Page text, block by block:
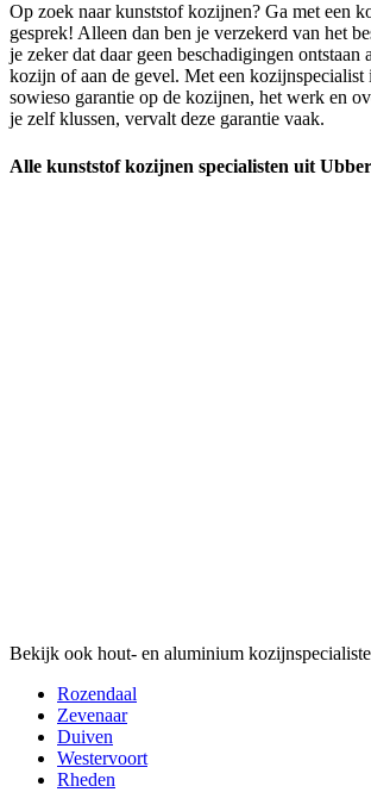
Op zoek naar kunststof kozijnen? Ga met een
gesprek! Alleen dan ben je verzekerd van het
je zeker dat daar geen beschadigingen ontstaan
kozijn of aan de gevel. Met een kozijnspecialist
sowieso garantie op de kozijnen, het werk en
je zelf klussen, vervalt deze garantie vaak.
Alle kunststof kozijnen specialisten uit
Bekijk ook hout- en aluminium
Rozendaal
Zevenaar
Duiven
Westervoort
Rheden